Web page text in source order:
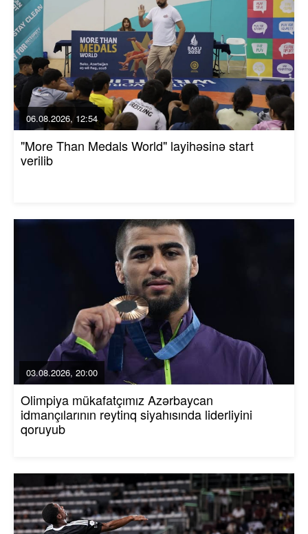
06.08.2026, 12:54
"More Than Medals World" layihəsinə start
verilib
03.08.2026, 20:00
Olimpiya mükafatçımız Azərbaycan
idmançılarının reytinq siyahısında liderliyini
qoruyub